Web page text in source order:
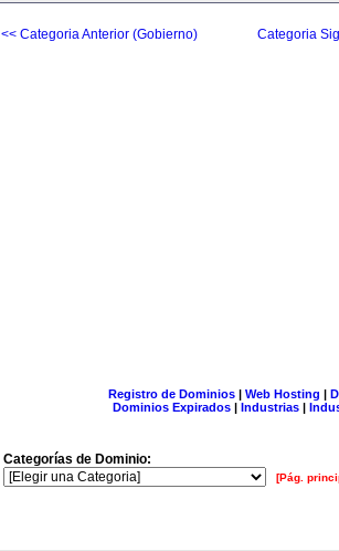
<< Categoria Anterior (Gobierno) Categoria
Registro de Dominios| Web Hosting |
Dominios Expirados | Industrias |
Categorías de Dominio:
[Pág.